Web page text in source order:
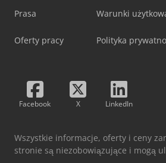
Prasa
Oferty pracy
Warunki
Polityka
Facebook X LinkedIn
Wszystkie informacje, oferty i ceny
stronie są niezobowiązujące i mogą